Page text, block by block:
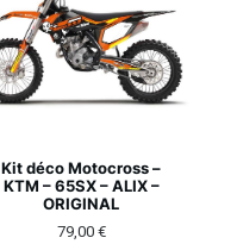
Kit déco Motocross –
KTM – 65SX – ALIX –
ORIGINAL
79,00 €